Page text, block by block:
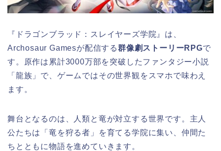
『ドラゴンブラッド：スレイヤーズ学院』は、
Archosaur Gamesが配信する群像劇ストーリーRPGで
す。原作は累計3000万部を突破したファンタジー小説
「龍族」で、ゲームではその世界観をスマホで味わえ
ます。
舞台となるのは、人類と竜が対立する世界です。主人
公たちは「竜を狩る者」を育てる学院に集い、仲間た
ちとともに物語を進めていきます。